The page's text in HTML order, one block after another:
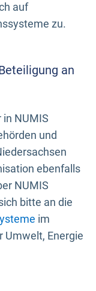
auf
zu.
an
NUMIS
und
ebenfalls
NUMIS
bitte an die
im
Umwelt, Energie